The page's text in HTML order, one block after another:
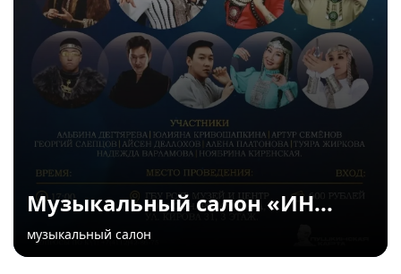
Музыкальный салон «ИН...
музыкальный салон